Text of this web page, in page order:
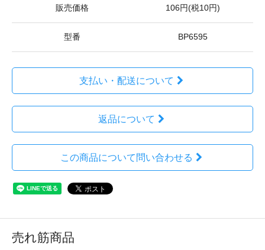
販売価格 106円(税10円)
型番 BP6595
支払い・配送について
返品について
この商品について問い合わせる
売れ筋商品